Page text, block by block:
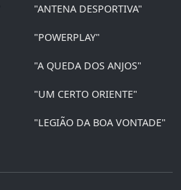
"ANTENA DESPORTIVA"
"POWERPLAY"
"A QUEDA DOS ANJOS"
"UM CERTO ORIENTE"
"LEGIÃO DA BOA VONTADE"